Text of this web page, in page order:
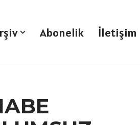
Abonelik İletişim